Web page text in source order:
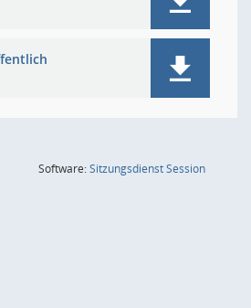
Software:SitzungsdienstSession(Wird in